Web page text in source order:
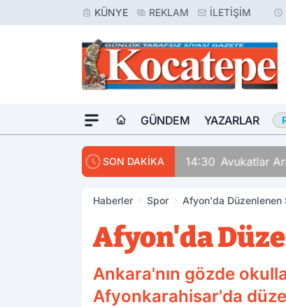
KÜNYE REKLAM İLETIŞIM
GÜNDEM YAZARLAR
SON DAKİKA 14:30 Avukatlar
Haberler Spor Afyon'da Düzenlenen
Afyon'da
Ankara'nın gözde
Afyonkarahisar'da